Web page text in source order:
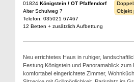
01824 Königstein / OT Pfaffendorf
Alter Schulweg 7
Telefon: 035021 67467
12 Betten + zusätzlich Aufbettung
Objekt
Neu errichtetes Haus in ruhiger,
Festung Königstein und Panoramablick zum
komfortabel eingerichtete Zimmer,